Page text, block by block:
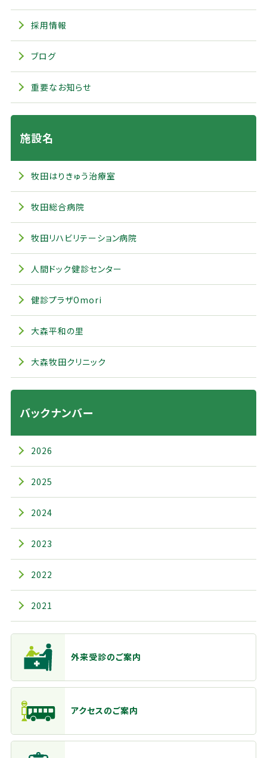
採用情報
ブログ
重要なお知らせ
施設名
牧田はりきゅう治療室
牧田総合病院
牧田リハビリテーション病院
人間ドック健診センター
健診プラザOmori
大森平和の里
大森牧田クリニック
バックナンバー
2026
2025
2024
2023
2022
2021
主なメニュー
外来受診のご案内
アクセスのご案内